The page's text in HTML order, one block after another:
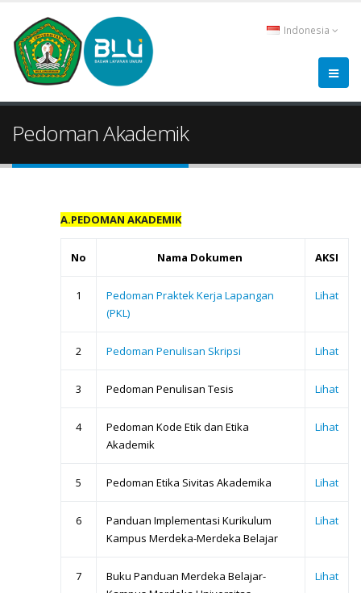
Indonesia
Pedoman Akademik
A.PEDOMAN AKADEMIK
No Nama Dokumen AKSI
1
Pedoman Praktek Kerja Lapangan
(PKL)
Lihat
2 Pedoman Penulisan Skripsi Lihat
3 Pedoman Penulisan Tesis Lihat
4
Pedoman Kode Etik dan Etika
Akademik
Lihat
5 Pedoman Etika Sivitas Akademika Lihat
6
Panduan Implementasi Kurikulum
Kampus Merdeka-Merdeka Belajar
Lihat
7
Buku Panduan Merdeka Belajar-
Lihat